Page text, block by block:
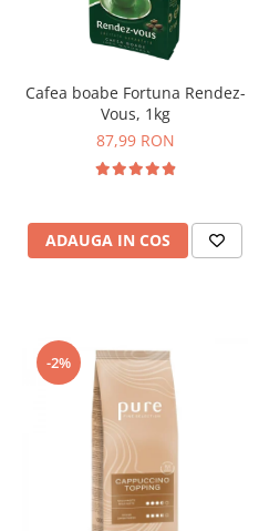
Cafea boabe Fortuna Rendez-
Vous, 1kg
87,99 RON
ADAUGA IN COS
-2%